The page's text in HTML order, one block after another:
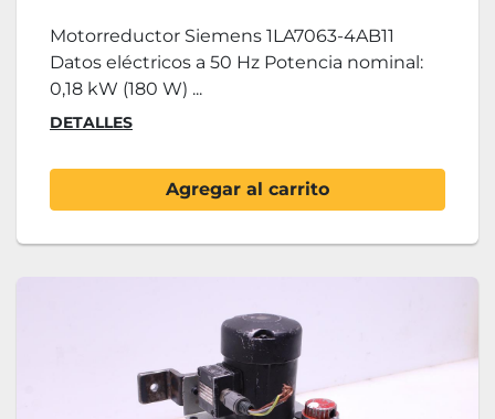
Motorreductor Siemens 1LA7063-4AB11
Datos eléctricos a 50 Hz Potencia nominal:
0,18 kW (180 W) ...
DETALLES
Agregar al carrito